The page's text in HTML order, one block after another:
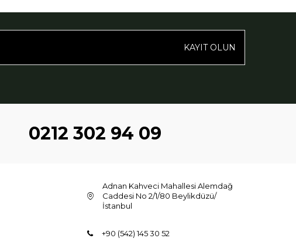
KAYIT OLUN
0212 302 94 09
Adnan Kahveci Mahallesi Alemdağ
Caddesi No 2/1/80 Beylikdüzü/
İstanbul
+90 (542) 145 30 52